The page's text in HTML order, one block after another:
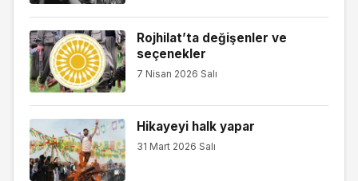
Rojhilat’ta değişenler ve
seçenekler
7 Nisan 2026 Salı
Hikayeyi halk yapar
31 Mart 2026 Salı